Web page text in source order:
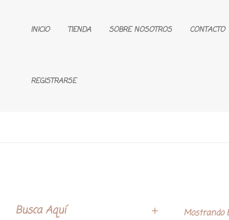
INICIO TIENDA SOBRE NOSOTROS CONTACTO
REGISTRARSE
Mostrando
Busca Aquí